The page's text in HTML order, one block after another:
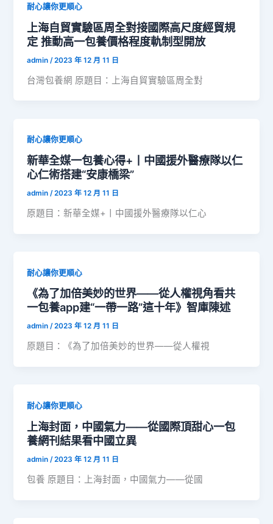
耐心讓你更順心
上海自貿實驗區周全對接國際高尺度經貿規
定 推動高一包養價格程度軌制型開放
admin /2023 年 12 月 11 日
台灣包養網 原題目：上海自貿實驗區周全對
耐心讓你更順心
新華全媒一包養心得+丨中國援外醫療隊以仁
心仁術搭建“安康橋梁”
admin/2023 年 12 月 11 日
原題目：新華全媒+丨中國援外醫療隊以仁心
耐心讓你更順心
《為了加倍美妙的世界——從人權視角看共
一包養app建“一帶一路”這十年》智庫陳述
admin/2023 年 12 月 11 日
原題目：《為了加倍美妙的世界——從人權視
耐心讓你更順心
上海封面，中國氣力——從國際頂甜心一包
養網刊結果看中國立異
admin /2023 年 12 月 11 日
包養 原題目：上海封面，中國氣力——從國